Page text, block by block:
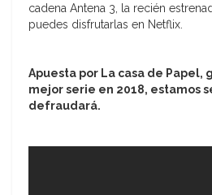
cadena Antena 3, la recién
puedes disfrutarlas en Netflix.
Apuesta por La casa de Papel,
mejor serie en 2018, estamos
defraudará.